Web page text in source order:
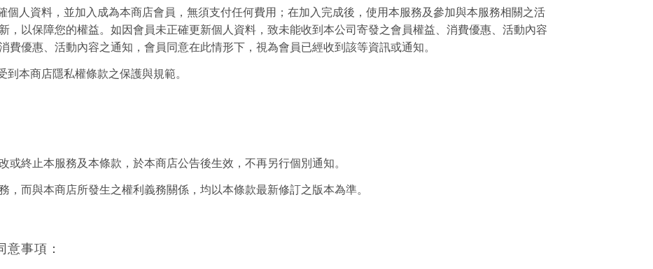
個人資料，並加入成為本商店會員，無須支付任何費用；在加入完成後，使用本服務及參加與本服務相關之活
，以保障您的權益。如因會員未正確更新個人資料，致未能收到本公司寄發之會員權益、消費優惠、活動內容
費優惠、活動內容之通知，會員同意在此情形下，視為會員已經收到該等資訊或通知。
本商店隱私權條款之保護與規範。
終止本服務及本條款，於本商店公告後生效，不再另行個別通知。
而與本商店所發生之權利義務關係，均以本條款最新修訂之版本為準。
事項：